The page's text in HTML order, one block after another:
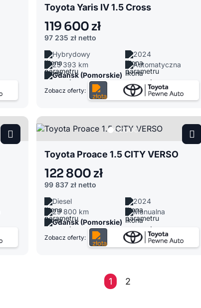
Toyota Yaris IV 1.5 Cross
119 600 zł
97 235 zł netto
Hybrydowy
2024
25 393 km
Automatyczna
Gdańsk (Pomorskie)
Zobacz oferty:
Toyota Proace 1.5 CITY VERSO
122 800 zł
99 837 zł netto
Diesel
2024
29 800 km
Manualna
Gdańsk (Pomorskie)
Zobacz oferty:
1 2